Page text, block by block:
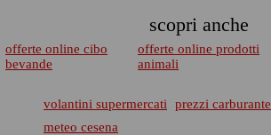
scopri anche
offerte online cibo
bevande
offerte online prodotti
animali
volantini supermercati prezzi carburante
meteo cesena